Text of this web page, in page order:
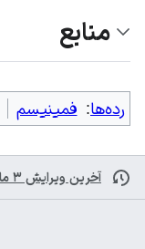
منابع
رده‌ها: فمینیسم
آخرین ویرایش ۳ ماه پیش